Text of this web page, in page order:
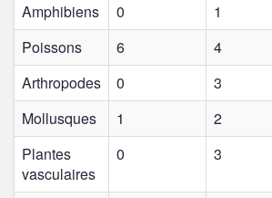
Amphibiens
0 1
Poissons
6 4
Arthropodes
0 3
Mollusques
1 2
Plantes
vasculaires
0 3